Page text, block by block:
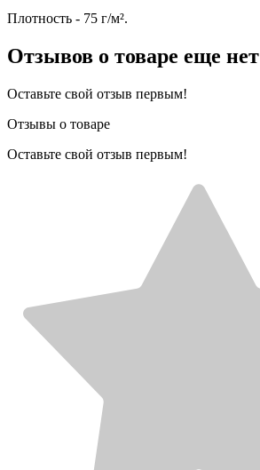
Плотность - 75 г/м².
Отзывов о товаре еще нет
Оставьте свой отзыв первым!
Отзывы о товаре
Оставьте свой отзыв первым!